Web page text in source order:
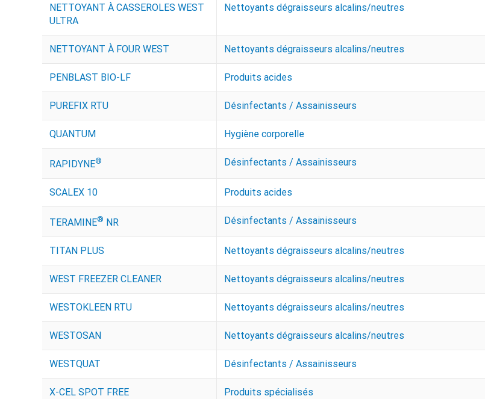
NETTOYANT À CASSEROLES WEST
ULTRA
Nettoyants dégraisseurs alcalins/neutres
NETTOYANT À FOUR WEST Nettoyants dégraisseurs alcalins/neutres
PENBLAST BIO-LF Produits acides
PUREFIX RTU Désinfectants / Assainisseurs
QUANTUM Hygiène corporelle
RAPIDYNE® Désinfectants / Assainisseurs
SCALEX 10 Produits acides
TERAMINE® NR Désinfectants / Assainisseurs
TITAN PLUS Nettoyants dégraisseurs alcalins/neutres
WEST FREEZER CLEANER Nettoyants dégraisseurs alcalins/neutres
WESTOKLEEN RTU Nettoyants dégraisseurs alcalins/neutres
WESTOSAN Nettoyants dégraisseurs alcalins/neutres
WESTQUAT Désinfectants / Assainisseurs
X-CEL SPOT FREE Produits spécialisés